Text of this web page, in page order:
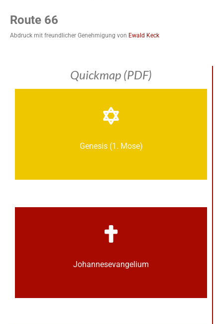
Route 66
Abdruck mit freundlicher Genehmigung von Ewald Keck
Quickmap (PDF)
Genesis (1. Mose)
Johannes­­evangelium